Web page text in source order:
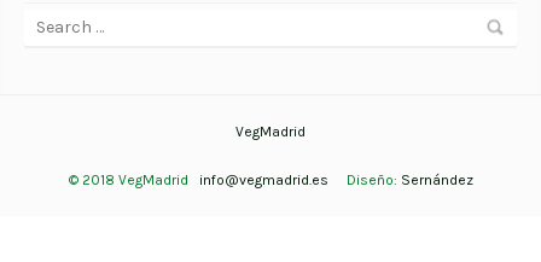
VegMadrid
© 2018 VegMadrid info@vegmadrid.es Diseño: Sernández